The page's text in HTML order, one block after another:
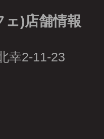
)店舗情報
幸2-11-23